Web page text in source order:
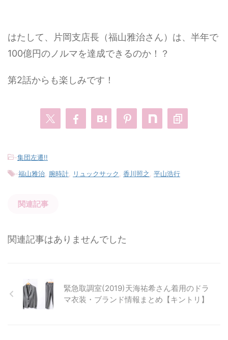
はたして、片岡支店長（福山雅治さん）は、半年で
100億円のノルマを達成できるのか！？
第2話からも楽しみです！
-集団左遷!!
-福山雅治 腕時計 リュックサック 香川照之 平山浩行
関連記事
関連記事はありませんでした
緊急取調室(2019)天海祐希さん着用のドラ
マ衣装・ブランド情報まとめ【キントリ】